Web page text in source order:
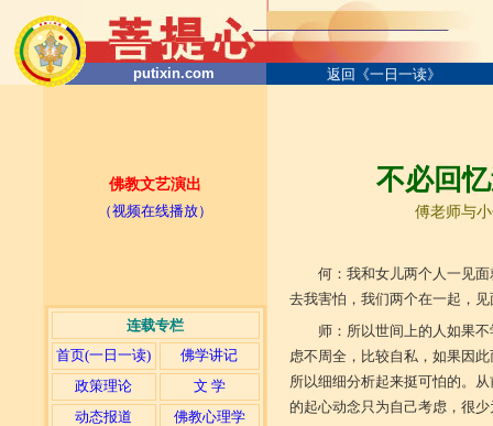
putixin.com 返回《一日一读》
佛教文艺演出
（视频在线播放）
连载专栏
首页(一日一读)
佛学讲记
政策理论
文 学
动态报道
佛教心理学
不必回
傅老师与
何：我和女儿两个人一见
去我害怕，我们两个在一起，
师：所以世间上的人如果
虑不周全，比较自私，如果因
所以细细分析起来挺可怕的。
的起心动念只为自己考虑，很